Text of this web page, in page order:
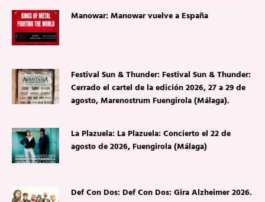
Manowar: Manowar vuelve a España
Festival Sun & Thunder: Festival Sun & Thunder:
Cerrado el cartel de la edición 2026, 27 a 29 de
agosto, Marenostrum Fuengirola (Málaga).
La Plazuela: La Plazuela: Concierto el 22 de
agosto de 2026, Fuengirola (Málaga)
Def Con Dos: Def Con Dos: Gira Alzheimer 2026.